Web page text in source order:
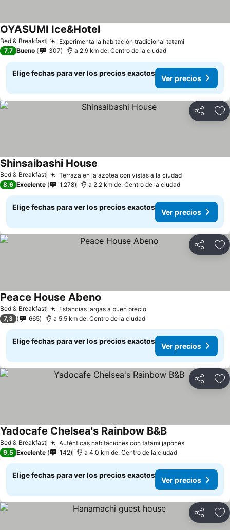
Bed & Breakfast Experimenta la habitación tradicional tatami
OYASUMI Ice&Hotel
7,7 Bueno 307 a 2.9 km de: Centro de la ciudad
Elige fechas para ver los precios exactos
Ver precios
Compartir
Bed & Breakfast Terraza en la azotea con vistas a la ciudad
Shinsaibashi House
8,6 Excelente 1.278 a 2.2 km de: Centro de la ciudad
Elige fechas para ver los precios exactos
Ver precios
Compartir
Bed & Breakfast Estancias largas a buen precio
Peace House Abeno
7,3 665 a 5.5 km de: Centro de la ciudad
Elige fechas para ver los precios exactos
Ver precios
Compartir
Bed & Breakfast Auténticas habitaciones con tatami japonés
Yadocafe Chelsea's Rainbow B&B
9,5 Excelente 142 a 4.0 km de: Centro de la ciudad
Elige fechas para ver los precios exactos
Ver precios
Compartir